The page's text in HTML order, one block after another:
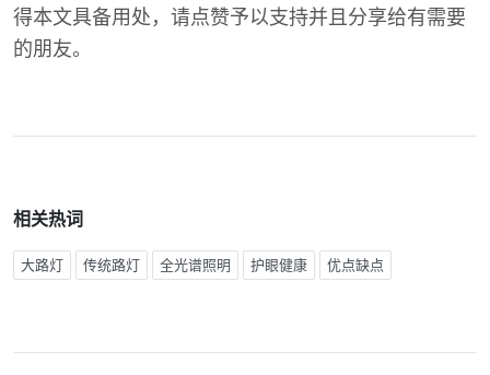
得本文具备用处，请点赞予以支持并且分享给有需要
的朋友。
相关热词
大路灯 传统路灯 全光谱照明 护眼健康 优点缺点